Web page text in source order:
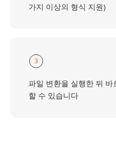
가지 이상의 형식 지원)
3
파일 변환을 실행한 뒤
할 수 있습니다